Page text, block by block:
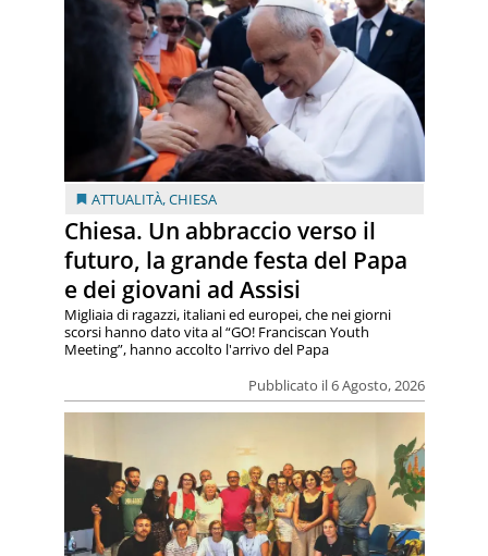
ATTUALITÀ,CHIESA
Chiesa. Un abbraccio verso il
futuro, la grande festa del Papa
e dei giovani ad Assisi
Pubblicato il 6 Agosto, 2026
Migliaia di ragazzi, italiani ed europei, che nei giorni
scorsi hanno dato vita al “GO! Franciscan Youth
Meeting”, hanno accolto l'arrivo del Papa